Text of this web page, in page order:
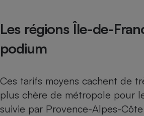
Les régions Île-de-
podium
Ces tarifs moyens cachent de
plus chère de métropole pour
suivie par Provence-Alpes-